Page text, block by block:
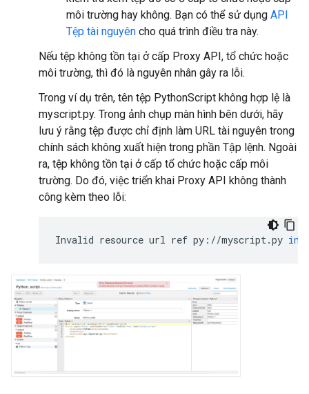
môi trường hay không. Bạn có thể sử dụng API
Tệp tài nguyên cho quá trình điều tra này.
Nếu tệp không tồn tại ở cấp Proxy API, tổ chức hoặc
môi trường, thì đó là nguyên nhân gây ra lỗi.
Trong ví dụ trên, tên tệp PythonScript không hợp lệ là
myscript.py. Trong ảnh chụp màn hình bên dưới, hãy
lưu ý rằng tệp được chỉ định làm URL tài nguyên trong
chính sách không xuất hiện trong phần Tập lệnh. Ngoài
ra, tệp không tồn tại ở cấp tổ chức hoặc cấp môi
trường. Do đó, việc triển khai Proxy API không thành
công kèm theo lỗi:
Invalid resource url ref py : //myscript.py in